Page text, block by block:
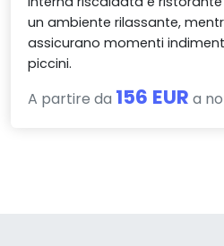
un ambiente rilassante,
assicurano momenti
piccini.
A partire da 156 EUR a